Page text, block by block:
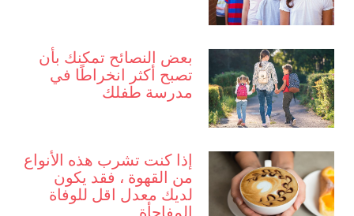
بعض النصائح تمكنك بأن
تصبح أكثر انخراطًا في
مدرسة طفلك
إذا كنت تشرب هذه الأنواع
من القهوة ، فقد يكون
لديك معدل اقل للوفاة
المفاجأة